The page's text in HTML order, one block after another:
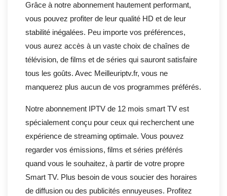
Grâce à notre abonnement hautement performant,
vous pouvez profiter de leur qualité HD et de leur
stabilité inégalées. Peu importe vos préférences,
vous aurez accès à un vaste choix de chaînes de
télévision, de films et de séries qui sauront satisfaire
tous les goûts. Avec Meilleuriptv.fr, vous ne
manquerez plus aucun de vos programmes préférés.
Notre abonnement IPTV de 12 mois smart TV est
spécialement conçu pour ceux qui recherchent une
expérience de streaming optimale. Vous pouvez
regarder vos émissions, films et séries préférés
quand vous le souhaitez, à partir de votre propre
Smart TV. Plus besoin de vous soucier des horaires
de diffusion ou des publicités ennuyeuses. Profitez